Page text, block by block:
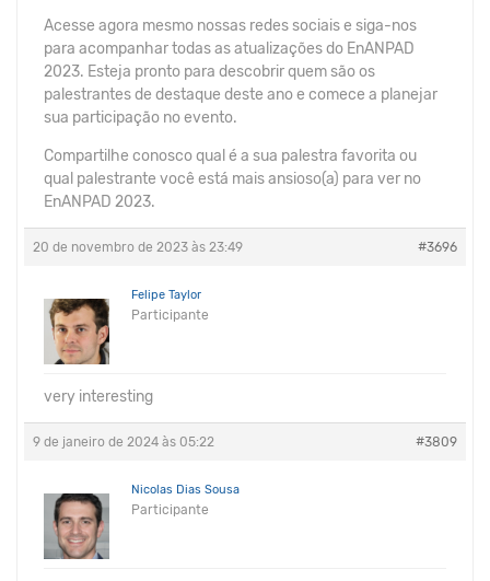
Acesse agora mesmo nossas redes sociais e siga-nos
para acompanhar todas as atualizações do EnANPAD
2023. Esteja pronto para descobrir quem são os
palestrantes de destaque deste ano e comece a planejar
sua participação no evento.
Compartilhe conosco qual é a sua palestra favorita ou
qual palestrante você está mais ansioso(a) para ver no
EnANPAD 2023.
20 de novembro de 2023 às 23:49 #3696
Felipe Taylor
Participante
very interesting
9 de janeiro de 2024 às 05:22 #3809
Nicolas Dias Sousa
Participante